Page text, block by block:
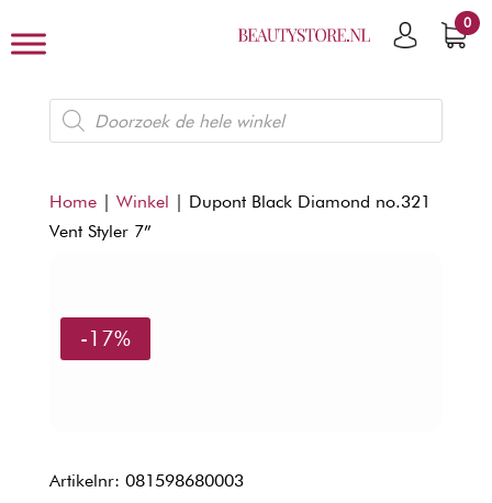
0
Producten
zoeken
Home| Winkel | Dupont Black Diamond no.321
Vent Styler 7”
-17%
Artikelnr: 081598680003